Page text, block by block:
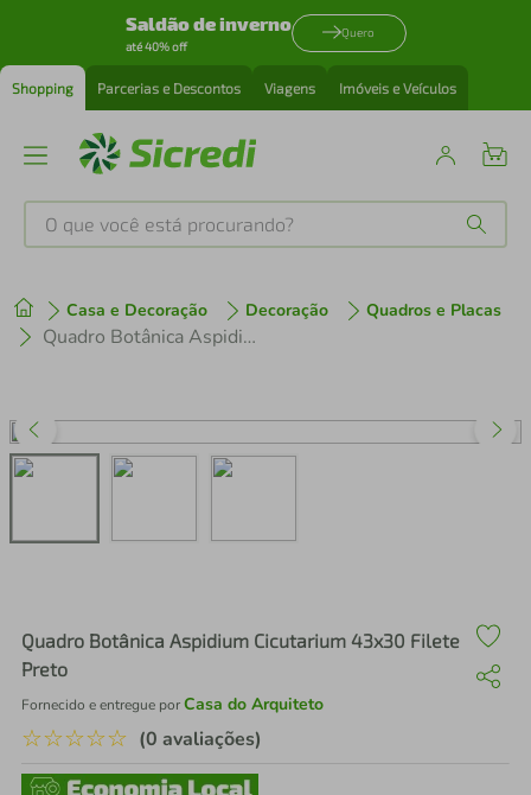
Saldão de inverno
até 40% off
Quero
Shopping Parcerias e Descontos Viagens Imóveis e Veículos
O que você está procurando?
Casa e Decoração Decoração Quadros e Placas
Quadro Botânica Aspidium Cicutarium 43x30 Filete Preto
Quadro Botânica Aspidium Cicutarium 43x30 Filete
Preto
Fornecido e entregue porCasa do Arquiteto
☆☆☆☆☆ (0 avaliações)
1º tenis
perfume